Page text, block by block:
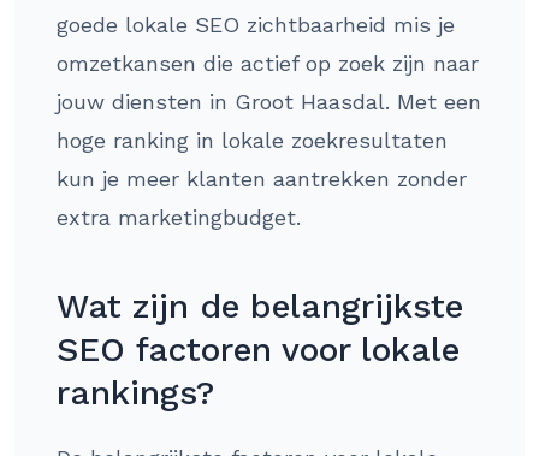
goede lokale SEO zichtbaarheid mis je
omzetkansen die actief op zoek zijn naar
jouw diensten in Groot Haasdal. Met een
hoge ranking in lokale zoekresultaten
kun je meer klanten aantrekken zonder
extra marketingbudget.
Wat zijn de belangrijkste
SEO factoren voor lokale
rankings?